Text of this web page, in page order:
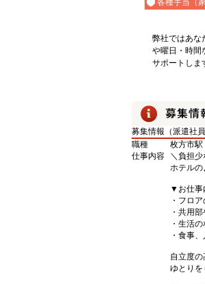
各種手当（
弊社ではあな
や曜日・時間
サポートしま
募集情報（派遣社員
職種
枚方市駅
仕事内容
＼負担
ホテル
▼お仕事
・フロ
・共用
・生活
・食事
自立度の
ゆとり